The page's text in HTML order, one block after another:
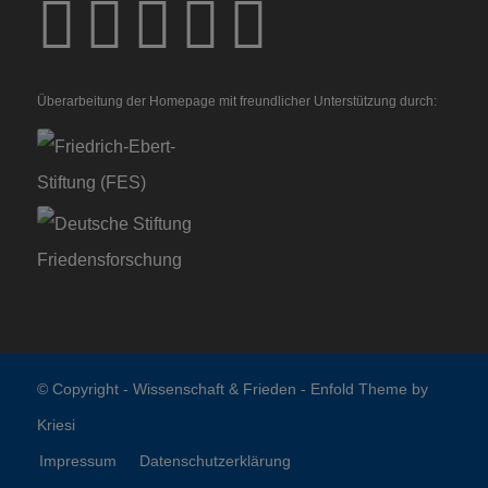
Überarbeitung der Homepage mit freundlicher Unterstützung durch:
© Copyright - Wissenschaft & Frieden - Enfold Theme by
Kriesi
Impressum Datenschutzerklärung